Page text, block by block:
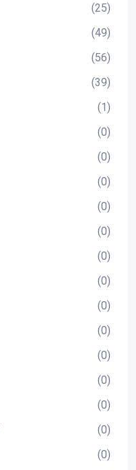
(25)
(49)
(56)
(39)
(1)
(0)
(0)
(0)
(0)
(0)
(0)
(0)
(0)
(0)
(0)
(0)
(0)
(0)
(0)